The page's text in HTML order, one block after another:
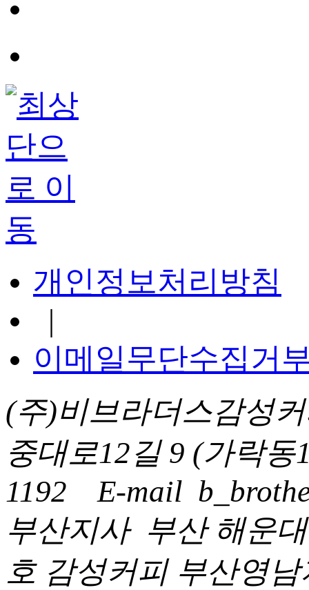
개인정보처리방침
|
이메일무단수집거
(주)비브라더스감성
중대로12길 9 (가락
1192E-mail
부산지사부산 해운대
호 감성커피 부산영남